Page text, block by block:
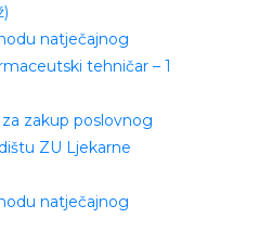
natječajnog
tehničar – 1
zakup poslovnog
ZU Ljekarne
natječajnog